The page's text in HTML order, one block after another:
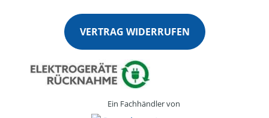
VERTRAG WIDERRUFEN
Ein Fachhändler von